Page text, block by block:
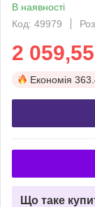
В наявності
Код: 49979
2 059,55
Економія
Що таке